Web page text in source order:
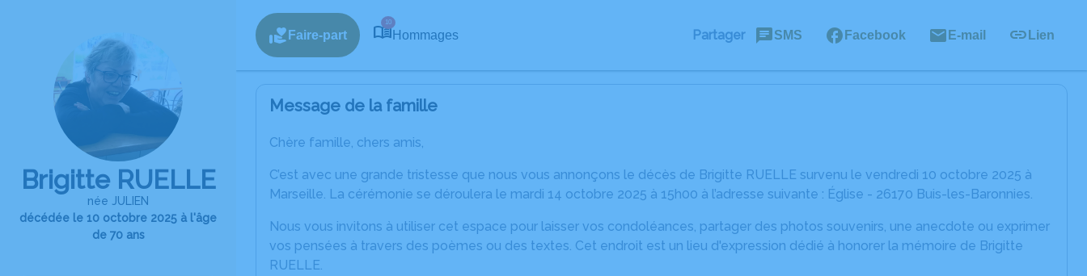
Brigitte RUELLE
née JULIEN
décédée le 10 octobre 2025 à l'âge
de 70 ans
Faire-part
10
Hommages Partager SMS Facebook E-mail Lien
Message de la famille
Chère famille, chers amis,
C’est avec une grande tristesse que nous vous annonçons le décès de Brigitte RUELLE survenu le vendredi 10 octobre 2025 à
Marseille. La cérémonie se déroulera le mardi 14 octobre 2025 à 15h00 à l’adresse suivante : Église - 26170 Buis-les-Baronnies.
Nous vous invitons à utiliser cet espace pour laisser vos condoléances, partager des photos souvenirs, une anecdote ou exprimer
vos pensées à travers des poèmes ou des textes. Cet endroit est un lieu d'expression dédié à honorer la mémoire de Brigitte
RUELLE.